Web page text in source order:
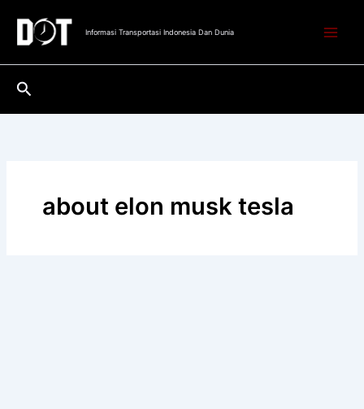
konten
Informasi Transportasi Indonesia Dan Dunia
Cari
about elon musk tesla